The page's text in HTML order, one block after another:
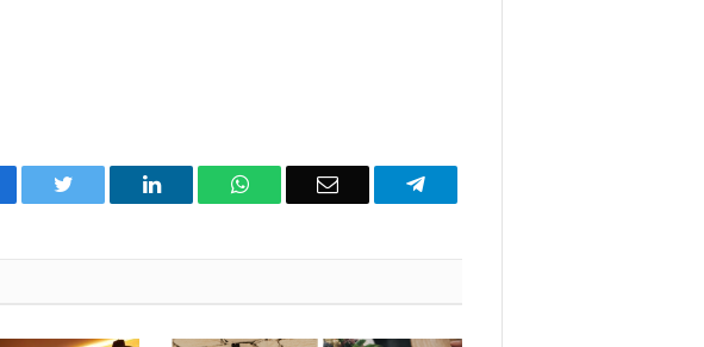
Twitter
O
WhatsAppE-
Telegrama